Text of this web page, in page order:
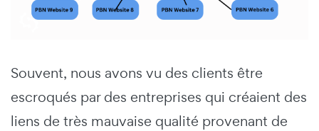
Souvent, nous avons vu des clients être
escroqués par des entreprises qui créaient des
liens de très mauvaise qualité provenant de